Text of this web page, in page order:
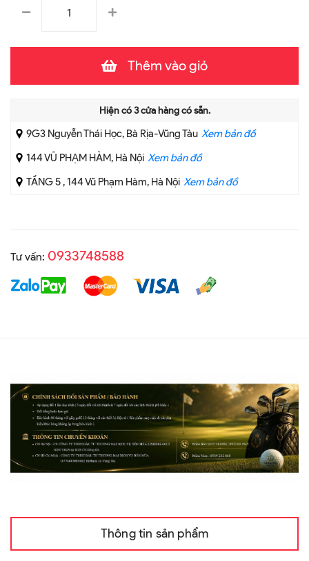
Thêm vào giỏ
Hiện có3cửa hàng có sẵn.
9G3 Nguyễn Thái Học, Bà Rịa-Vũng Tàu Xem bản đồ
144 VŨ PHẠM HÀM, Hà Nội Xem bản đồ
TẦNG 5 , 144 Vũ Phạm Hàm, Hà Nội Xem bản đồ
Tư vấn: 0933748588
Thông tin sản phẩm